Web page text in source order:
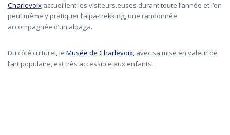
Charlevoix accueillent les visiteurs.euses durant toute l’année et l’on
peut même y pratiquer l’alpa-trekking, une randonnée
accompagnée d’un alpaga.
Du côté culturel, le Musée de Charlevoix, avec sa mise en valeur de
l’art populaire, est très accessible aux enfants.